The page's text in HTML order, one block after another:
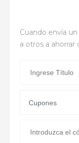
Cuando envía
a otros a ahorrar